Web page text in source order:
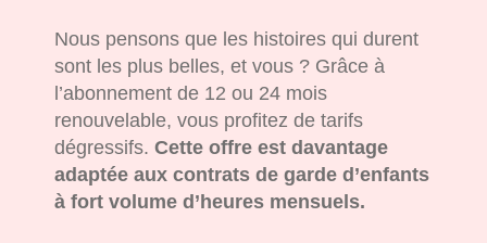
Nous pensons que les histoires qui durent
sont les plus belles, et vous ? Grâce à
l’abonnement de 12 ou 24 mois
renouvelable, vous profitez de tarifs
dégressifs. Cette offre est davantage
adaptée aux contrats de garde d’enfants
à fort volume d’heures mensuels.